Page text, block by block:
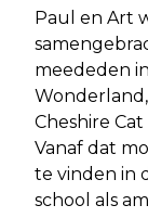
Paul en Art
meededen
Cheshire
Vanaf dat
te vinden in
school als